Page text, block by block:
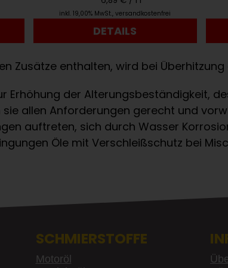
inkl. 19,00% MwSt. ,versandkostenfrei
DETAILS
Zusätze enthalten, wird bei
Erhöhung der Alterungsbeständigkeit,
allen Anforderungen gerecht und
auftreten, sich durch Wasser
Öle mit Verschleißschutz bei
SCHMIERSTOFFE
Motoröl